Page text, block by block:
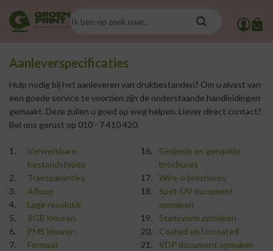
Aanleverspecificaties
Hulp nodig bij het aanleveren van drukbestanden? Om u alvast van
een goede service te voorzien zijn de onderstaande handleidingen
gemaakt. Deze zullen u goed op weg helpen. Liever direct contact?
Bel ons gerust op 010 - 7 410 420.
Verwerkbare
bestandstypes
Transparanties
Afloop
Lage resolutie
RGB kleuren
PMS kleuren
Formaat
Gelijmde en genaaide
brochures
Wire-o brochures
Spot-UV document
opmaken
Stansvorm opmaken
Coated en Uncoated
VDP document opmaken